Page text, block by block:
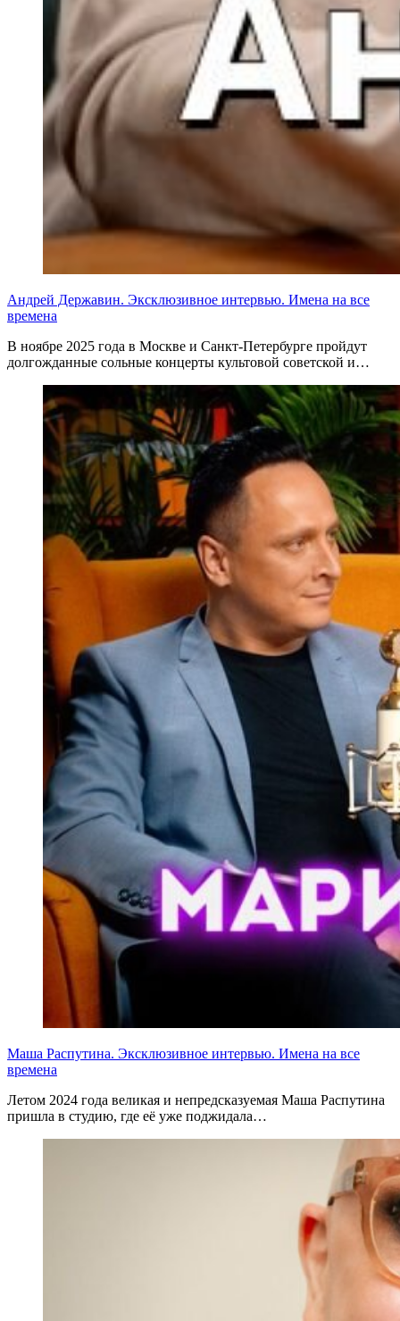
Андрей Державин. Эксклюзивное интервью. Имена на все
времена
В ноябре 2025 года в Москве и Санкт-Петербурге пройдут
долгожданные сольные концерты культовой советской и…
Маша Распутина. Эксклюзивное интервью. Имена на все
времена
Летом 2024 года великая и непредсказуемая Маша Распутина
пришла в студию, где её уже поджидала…